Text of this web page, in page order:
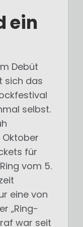
ein
Debüt
sich das
selbst.
für
vom 5.
eine von
„Ring-
war seit